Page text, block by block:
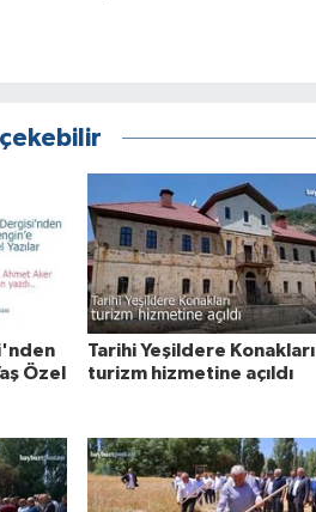
Özel
Tarihi Yeşildere Konakları
turizm hizmetine açıldı